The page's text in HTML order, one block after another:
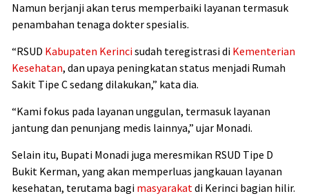
Namun berjanji akan terus memperbaiki layanan termasuk
penambahan tenaga dokter spesialis.
“RSUD Kabupaten Kerincisudah teregistrasi di Kementerian
Kesehatan, dan upaya peningkatan status menjadi Rumah
Sakit Tipe C sedang dilakukan,” kata dia.
“Kami fokus pada layanan unggulan, termasuk layanan
jantung dan penunjang medis lainnya,” ujar Monadi.
Selain itu, Bupati Monadi juga meresmikan RSUD Tipe D
Bukit Kerman, yang akan memperluas jangkauan layanan
kesehatan, terutama bagi masyarakatdi Kerinci bagian hilir.